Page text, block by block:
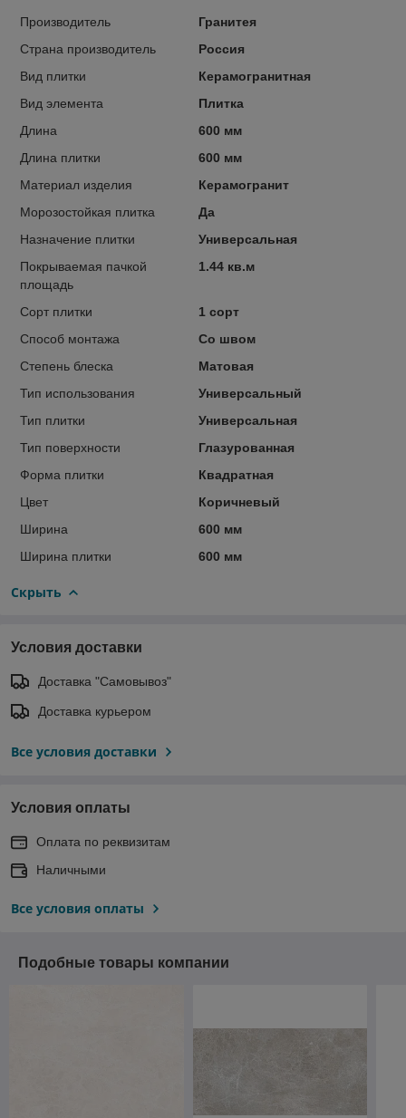
Производитель
Гранитея
Страна производитель
Россия
Вид плитки
Керамогранитная
Вид элемента
Плитка
Длина
600 мм
Длина плитки
600 мм
Материал изделия
Керамогранит
Морозостойкая плитка
Да
Назначение плитки
Универсальная
Покрываемая пачкой
площадь
1.44 кв.м
Сорт плитки
1 сорт
Способ монтажа
Со швом
Степень блеска
Матовая
Тип использования
Универсальный
Тип плитки
Универсальная
Тип поверхности
Глазурованная
Форма плитки
Квадратная
Цвет
Коричневый
Ширина
600 мм
Ширина плитки
600 мм
Скрыть
Условия доставки
Доставка "Самовывоз"
Доставка курьером
Все условия доставки
Условия оплаты
Оплата по реквизитам
Наличными
Все условия оплаты
Подобные товары компании